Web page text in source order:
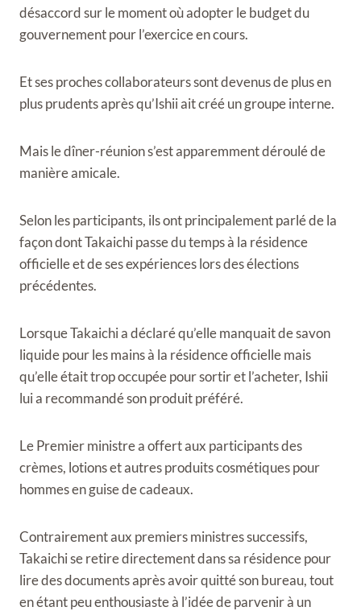
désaccord sur le moment où adopter le budget du
gouvernement pour l’exercice en cours.
Et ses proches collaborateurs sont devenus de plus en
plus prudents après qu’Ishii ait créé un groupe interne.
Mais le dîner-réunion s’est apparemment déroulé de
manière amicale.
Selon les participants, ils ont principalement parlé de la
façon dont Takaichi passe du temps à la résidence
officielle et de ses expériences lors des élections
précédentes.
Lorsque Takaichi a déclaré qu’elle manquait de savon
liquide pour les mains à la résidence officielle mais
qu’elle était trop occupée pour sortir et l’acheter, Ishii
lui a recommandé son produit préféré.
Le Premier ministre a offert aux participants des
crèmes, lotions et autres produits cosmétiques pour
hommes en guise de cadeaux.
Contrairement aux premiers ministres successifs,
Takaichi se retire directement dans sa résidence pour
lire des documents après avoir quitté son bureau, tout
en étant peu enthousiaste à l’idée de parvenir à un